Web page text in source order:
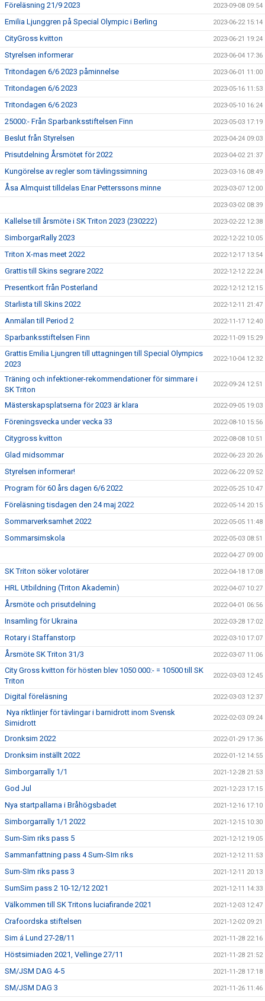
Föreläsning 21/9 2023 2023-09-08 09:54
Emilia Ljunggren på Special Olympic i Berling 2023-06-22 15:14
CityGross kvitton 2023-06-21 19:24
Styrelsen informerar 2023-06-04 17:36
Tritondagen 6/6 2023 påminnelse 2023-06-01 11:00
Tritondagen 6/6 2023 2023-05-16 11:53
Tritondagen 6/6 2023 2023-05-10 16:24
25000:- Från Sparbanksstiftelsen Finn 2023-05-03 17:19
Beslut från Styrelsen 2023-04-24 09:03
Prisutdelning Årsmötet för 2022 2023-04-02 21:37
Kungörelse av regler som tävlingssimning 2023-03-16 08:49
Åsa Almquist tilldelas Enar Petterssons minne 2023-03-07 12:00
2023-03-02 08:39
Kallelse till årsmöte i SK Triton 2023 (230222) 2023-02-22 12:38
SimborgarRally 2023 2022-12-22 10:05
Triton X-mas meet 2022 2022-12-17 13:54
Grattis till Skins segrare 2022 2022-12-12 22:24
Presentkort från Posterland 2022-12-12 12:15
Starlista till Skins 2022 2022-12-11 21:47
Anmälan till Period 2 2022-11-17 12:40
Sparbanksstiftelsen Finn 2022-11-09 15:29
Grattis Emilia Ljungren till uttagningen till Special Olympics
2023
2022-10-04 12:32
Träning och infektioner-rekommendationer för simmare i
SK Triton
2022-09-24 12:51
Mästerskapsplatserna för 2023 är klara 2022-09-05 19:03
Föreningsvecka under vecka 33 2022-08-10 15:56
Citygross kvitton 2022-08-08 10:51
Glad midsommar 2022-06-23 20:26
Styrelsen informerar! 2022-06-22 09:52
Program för 60 års dagen 6/6 2022 2022-05-25 10:47
Föreläsning tisdagen den 24 maj 2022 2022-05-14 20:15
Sommarverksamhet 2022 2022-05-05 11:48
Sommarsimskola 2022-05-03 08:51
2022-04-27 09:00
SK Triton söker volotärer 2022-04-18 17:08
HRL Utbildning (Triton Akademin) 2022-04-07 10:27
Årsmöte och prisutdelning 2022-04-01 06:56
Insamling för Ukraina 2022-03-28 17:02
Rotary i Staffanstorp 2022-03-10 17:07
Årsmöte SK Triton 31/3 2022-03-07 11:06
City Gross kvitton för hösten blev 1050 000:- = 10500 till SK
Triton
2022-03-03 12:45
Digital föreläsning 2022-03-03 12:37
Nya riktlinjer för tävlingar i barnidrott inom Svensk
Simidrott
2022-02-03 09:24
Dronksim 2022 2022-01-29 17:36
Dronksim inställt 2022 2022-01-12 14:55
Simborgarrally 1/1 2021-12-28 21:53
God Jul 2021-12-23 17:15
Nya startpallarna i Bråhögsbadet 2021-12-16 17:10
Simborgarrally 1/1 2022 2021-12-15 10:30
Sum-Sim riks pass 5 2021-12-12 19:05
Sammanfattning pass 4 Sum-SIm riks 2021-12-12 11:53
Sum-SIm riks pass 3 2021-12-11 20:13
SumSim pass 2 10-12/12 2021 2021-12-11 14:33
Välkommen till SK Tritons luciafirande 2021 2021-12-03 12:47
Crafoordska stiftelsen 2021-12-02 09:21
Sim á Lund 27-28/11 2021-11-28 22:16
Höstsimiaden 2021, Vellinge 27/11 2021-11-28 21:52
SM/JSM DAG 4-5 2021-11-28 17:18
SM/JSM DAG 3 2021-11-26 11:46